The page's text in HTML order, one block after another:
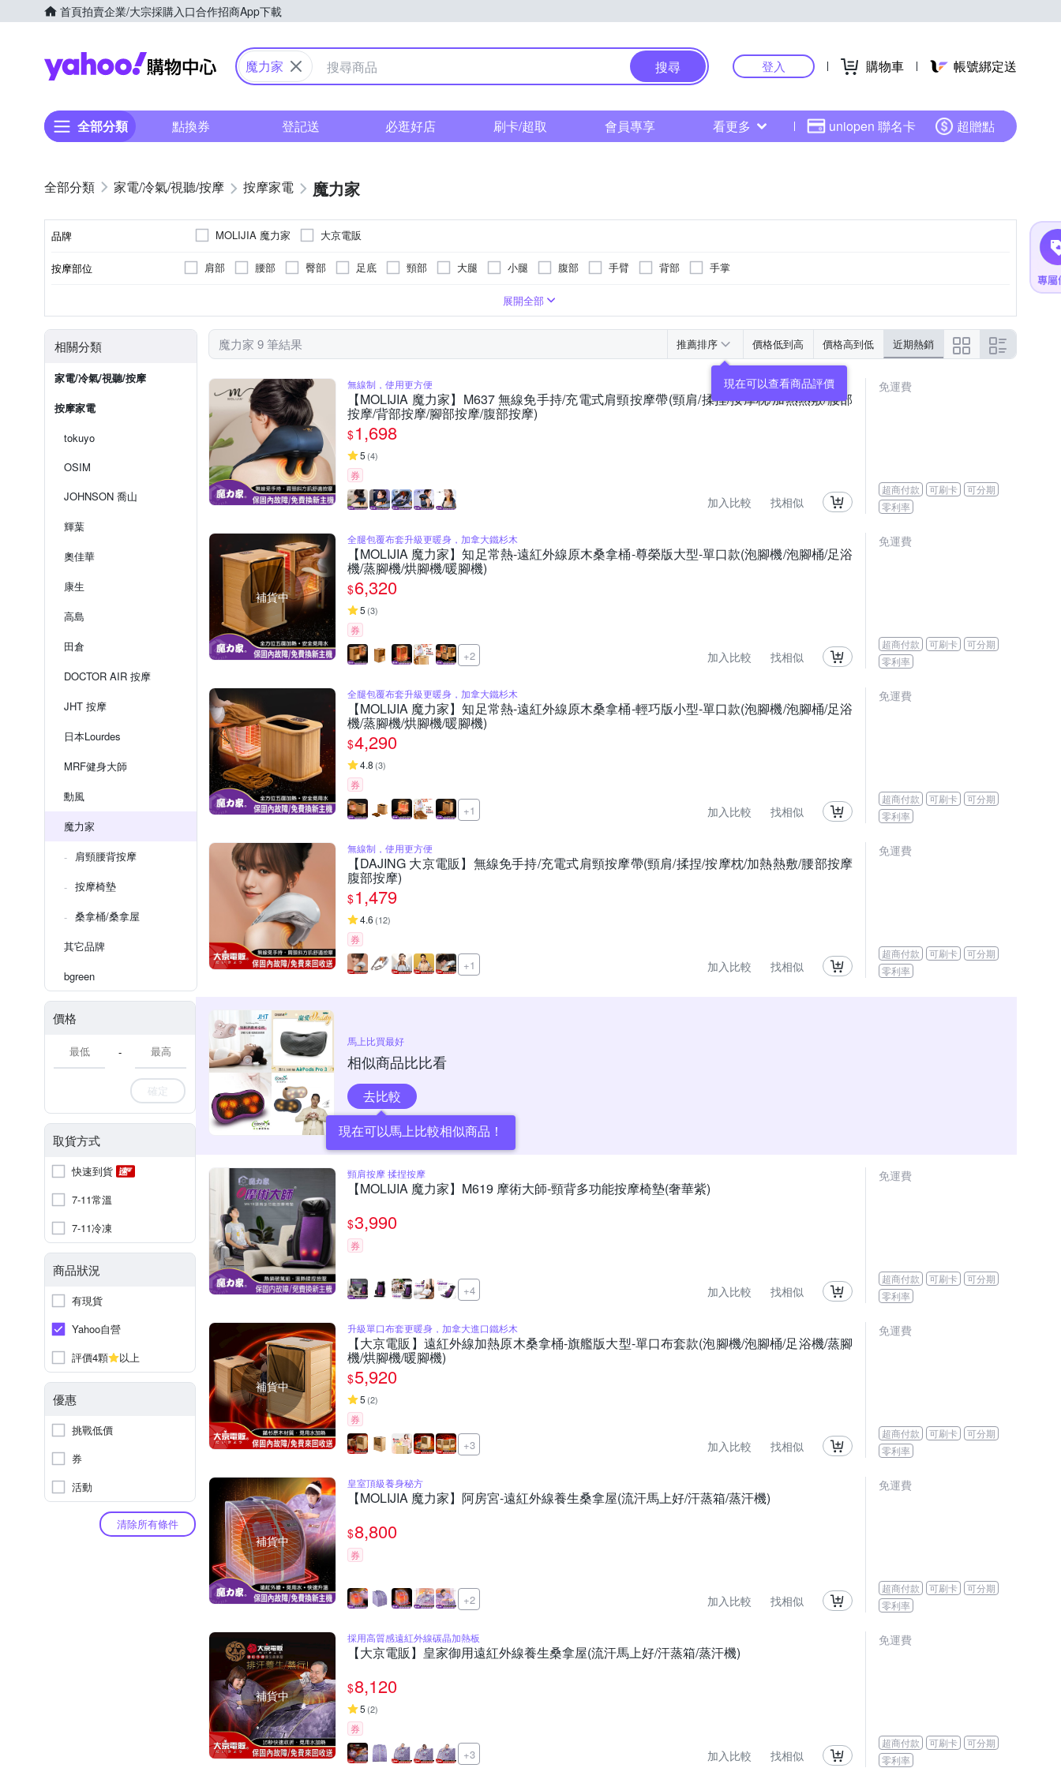
首頁拍賣企業/大宗採購入口合作招商App下載
Yahoo購物中心
魔力家 搜尋 登入 購物車 帳號綁定送
全部分類 點換券 登記送 必逛好店 刷卡/超取 會員專享 看更多 uniopen 聯名卡 超贈點
家電/冷氣/視聽/按摩 按摩家電 魔力家
品牌 MOLIJIA 魔力家 大京電販
按摩部位 肩部 腰部 臀部 足底 頸部 大腿 小腿 腹部 手臂 背部 手掌
定時功能
展開全部
相關分類
家電/冷氣/視聽/按摩
按摩家電
tokuyo
OSIM
JOHNSON 喬山
輝葉
奧佳華
康生
高島
田倉
DOCTOR AIR 按摩
JHT 按摩
日本Lourdes
MRF健身大師
勳風
魔力家
肩頸腰背按摩
按摩椅墊
桑拿桶/桑拿屋
其它品牌
bgreen
價格
-
確定
取貨方式
快速到貨
7-11常溫
7-11冷凍
商品狀況
有現貨
Yahoo自營
評價4顆
以上
優惠
挑戰低價
券
活動
清除所有條件
魔力家 9 筆結果 推薦排序 價格低到高 價格高到低 近期熱銷
無線制，使用更方便
【MOLIJIA 魔力家】M637 無線免手持/充電式肩頸按摩帶(頸肩/揉捏/按摩枕/加熱熱敷/腰部
按摩/背部按摩/腳部按摩/腹部按摩)
$1,698
5 (4)
券
加入比較 找相似
免運費
超商付款 可刷卡
可分期
零利率
補貨中
全腿包覆布套升級更暖身，加拿大鐵杉木
【MOLIJIA 魔力家】知足常熱-遠紅外線原木桑拿桶-尊榮版大型-單口款(泡腳機/泡腳桶/足浴
機/蒸腳機/烘腳機/暖腳機)
$6,320
5 (3)
券
+2 加入比較 找相似
免運費
超商付款 可刷卡
可分期
零利率
全腿包覆布套升級更暖身，加拿大鐵杉木
【MOLIJIA 魔力家】知足常熱-遠紅外線原木桑拿桶-輕巧版小型-單口款(泡腳機/泡腳桶/足浴
機/蒸腳機/烘腳機/暖腳機)
$4,290
4.8 (3)
券
+1 加入比較 找相似
免運費
超商付款 可刷卡
可分期
零利率
無線制，使用更方便
【DAJING 大京電販】無線免手持/充電式肩頸按摩帶(頸肩/揉捏/按摩枕/加熱熱敷/腰部按摩
腹部按摩)
$1,479
4.6 (12)
券
+1 加入比較 找相似
免運費
超商付款 可刷卡
可分期
零利率
馬上比買最好
相似商品比比看
去比較
現在可以馬上比較相似商品！
頸肩按摩 揉捏按摩
【MOLIJIA 魔力家】M619 摩術大師-頸背多功能按摩椅墊(奢華紫)
$3,990
券
+4 加入比較 找相似
免運費
超商付款 可刷卡
可分期
零利率
補貨中
升級單口布套更暖身，加拿大進口鐵杉木
【大京電販】遠紅外線加熱原木桑拿桶-旗艦版大型-單口布套款(泡腳機/泡腳桶/足浴機/蒸腳
機/烘腳機/暖腳機)
$5,920
5 (2)
券
+3 加入比較 找相似
免運費
超商付款 可刷卡
可分期
零利率
補貨中
皇室頂級養身秘方
【MOLIJIA 魔力家】阿房宮-遠紅外線養生桑拿屋(流汗馬上好/汗蒸箱/蒸汗機)
$8,800
券
+2 加入比較 找相似
免運費
超商付款 可刷卡
可分期
零利率
補貨中
採用高質感遠紅外線碳晶加熱板
【大京電販】皇家御用遠紅外線養生桑拿屋(流汗馬上好/汗蒸箱/蒸汗機)
$8,120
5 (2)
券
+3 加入比較 找相似
免運費
超商付款 可刷卡
可分期
零利率